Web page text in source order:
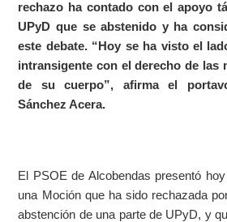
rechazo ha contado con el apoyo
UPyD que se abstenido y ha
este debate. “Hoy se ha visto el
intransigente con el derecho de las
de su cuerpo”, afirma el
Sánchez Acera.
El PSOE de Alcobendas presentó
una Moción que ha sido rechazada
abstención de una parte de UPyD, y